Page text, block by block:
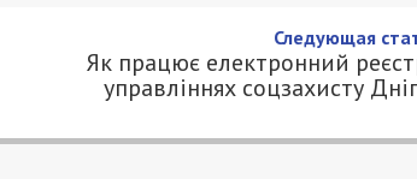
Следующая
Як працює електронний
управліннях соцзахисту